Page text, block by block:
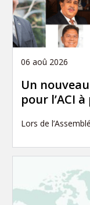
06 aoû 2026
Un
pour l’ACI
Lors de